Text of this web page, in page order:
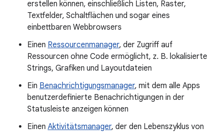
erstellen können, einschließlich Listen, Raster,
Textfelder, Schaltflächen und sogar eines
einbettbaren Webbrowsers
Einen Ressourcenmanager, der Zugriff auf
Ressourcen ohne Code ermöglicht, z. B. lokalisierte
Strings, Grafiken und Layoutdateien
Ein Benachrichtigungsmanager, mit dem alle Apps
benutzerdefinierte Benachrichtigungen in der
Statusleiste anzeigen können
Einen Aktivitätsmanager, der den Lebenszyklus von